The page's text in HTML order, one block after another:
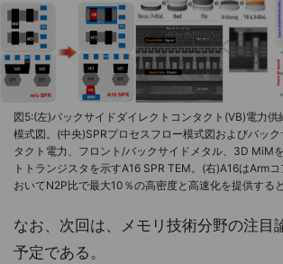
図5:(左)バックサイドダイレクトコンタクト(VB)電力
模式図。(中央)SPRプロセスフロー模式図およびバッ
タクト電力、フロント/バックサイドメタル、3D MiM
トトランジスタを示すA16 SPR TEM。(右)A16はArm
おいてN2P比で最大10％の高密度と高速化を提供する
なお、次回は、メモリ技術分野の注目
予定である。